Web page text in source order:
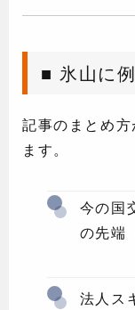
■ 氷山に
記事のまとめ
ます。
今の国
の先端
法人ス